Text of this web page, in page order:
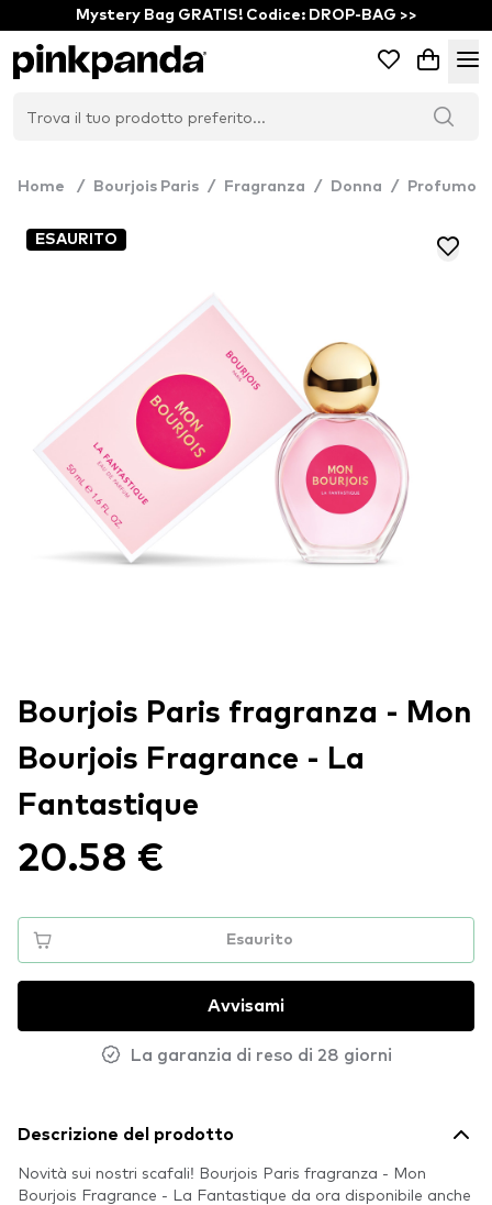
Mystery Bag GRATIS! Codice: DROP-BAG >>
Home / Bourjois Paris / Fragranza / Donna / Profumo
ESAURITO
Bourjois Paris fragranza - Mon
Bourjois Fragrance - La
Fantastique
20.58 €
Esaurito
Avvisami
La garanzia di reso di 28 giorni
Descrizione del prodotto
Novità sui nostri scafali! Bourjois Paris fragranza - Mon
Bourjois Fragrance - La Fantastique da ora disponibile anche